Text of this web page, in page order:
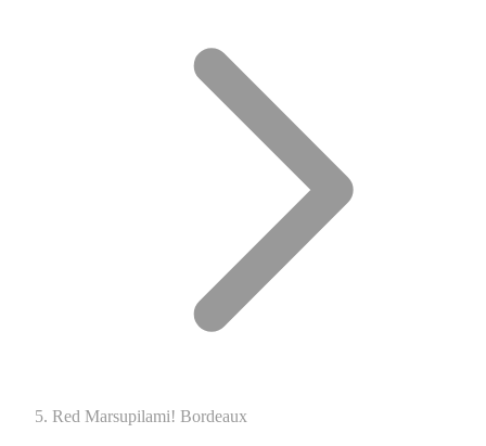
Red Marsupilami! Bordeaux